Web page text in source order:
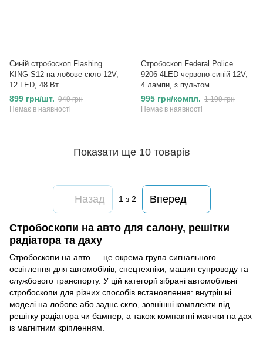
Синій стробоскоп Flashing
KING-S12 на лобове скло 12V,
12 LED, 48 Вт
899 грн/шт. 949 грн
Немає в наявності
Стробоскоп Federal Police
9206-4LED червоно-синій 12V,
4 лампи, з пультом
995 грн/компл. 1 199 грн
Немає в наявності
Показати ще 10 товарів
Назад 1 з 2 Вперед
Стробоскопи на авто для салону, решітки
радіатора та даху
Стробоскопи на авто — це окрема група сигнального
освітлення для автомобілів, спецтехніки, машин супроводу та
службового транспорту. У цій категорії зібрані автомобільні
стробоскопи для різних способів встановлення: внутрішні
моделі на лобове або заднє скло, зовнішні комплекти під
решітку радіатора чи бампер, а також компактні маячки на дах
із магнітним кріпленням.